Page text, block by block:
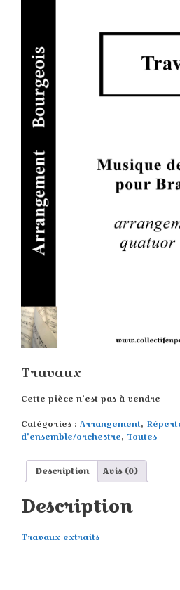
Travaux
Cette pièce n’est pas à vendre
Catégories : Arrangement,
d'ensemble/orchestre, Toutes
Description Avis (0)
Description
Travaux extraits